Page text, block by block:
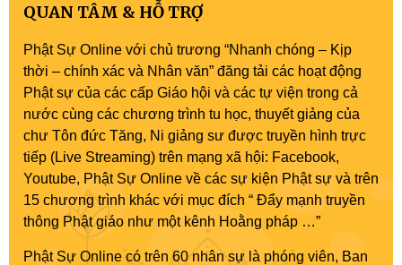
QUAN TÂM & HỖ TRỢ
Phật Sự Online với chủ trương “Nhanh chóng – Kịp
thời – chính xác và Nhân văn” đăng tải các hoạt động
Phật sự của các cấp Giáo hội và các tự viện trong cả
nước cùng các chương trình tu học, thuyết giảng của
chư Tôn đức Tăng, Ni giảng sư được truyền hình trực
tiếp (Live Streaming) trên mạng xã hội: Facebook,
Youtube, Phật Sự Online về các sự kiện Phật sự và trên
15 chương trình khác với mục đích “ Đẩy mạnh truyền
thông Phật giáo như một kênh Hoằng pháp …”
Phật Sự Online có trên 60 nhân sự là phóng viên, Ban